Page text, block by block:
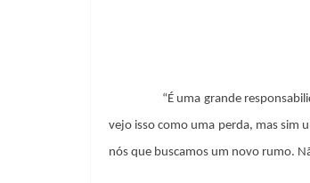
“É uma grande
vejo isso como uma perda, mas sim
nós que buscamos um novo rumo.